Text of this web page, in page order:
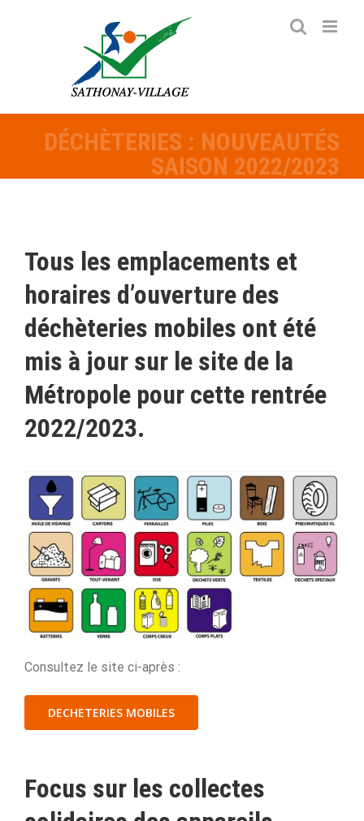
DÉCHÈTERIES : NOUVEAUTÉS
SAISON 2022/2023
Tous les emplacements et
horaires d’ouverture des
déchèteries mobiles ont été
mis à jour sur le site de la
Métropole pour cette rentrée
2022/2023.
Consultez le site ci-après :
DECHETERIES MOBILES
Focus sur les collectes